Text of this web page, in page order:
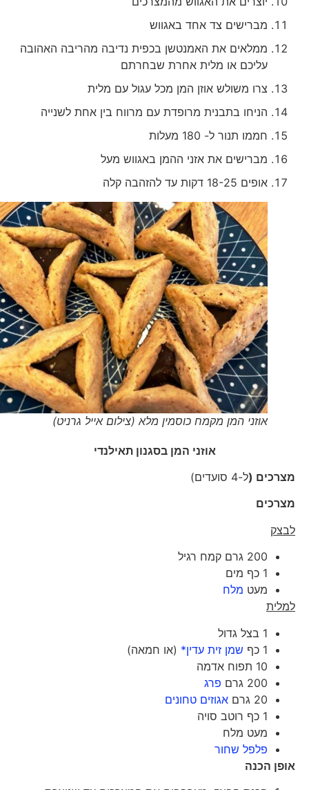
מברישים צד אחד באגווש
ממלאים את האמנטשן בכפית נדיבה מהריבה האהובה
עליכם או מלית אחרת שבחרתם
צרו משולש אוזן המן מכל עגול עם מלית
הניחו בתבנית מרופדת עם מרווח בין אחת לשנייה
חממו תנור ל- 180 מעלות
מברישים את אזני ההמן באגווש מעל
אופים 18-25 דקות עד להזהבה קלה
אוזני המן מקמח כוסמין מלא (צילום אייל גרניט)
אוזני המן בסגנון תאילנדי
מצרכים (ל-4 סועדים)
מצרכים
לבצק
200 גרם קמח רגיל
1 כף מים
מעטמלח
למלית
1 בצל גדול
1 כף
שמן זית עדין*(או חמאה)
10 תפוח אדמה
200 גרם
פרג
20 גרם
אגוזים טחונים
1 כף רוטב סויה
מעט מלח
פלפל שחור
אופן הכנה